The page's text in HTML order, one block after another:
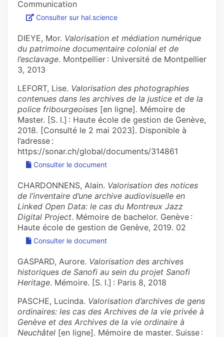
Communication
Consulter sur hal.science
DIEYE, Mor. Valorisation et médiation numérique
du patrimoine documentaire colonial et de
l’esclavage. Montpellier : Université de Montpellier
3, 2013
LEFORT, Lise. Valorisation des photographies
contenues dans les archives de la justice et de la
police fribourgeoises [en ligne]. Mémoire de
Master. [S. l.] : Haute école de gestion de Genève,
2018. [Consulté le 2 mai 2023]. Disponible à
l’adresse :
https://sonar.ch/global/documents/314861
Consulter le document
CHARDONNENS, Alain. Valorisation des notices
de l’inventaire d’une archive audiovisuelle en
Linked Open Data: le cas du Montreux Jazz
Digital Project. Mémoire de bachelor. Genève :
Haute école de gestion de Genève, 2019. 02
Consulter le document
GASPARD, Aurore. Valorisation des archives
historiques de Sanofi au sein du projet Sanofi
Heritage. Mémoire. [S. l.] : Paris 8, 2018
PASCHE, Lucinda. Valorisation d’archives de gens
ordinaires: les cas des Archives de la vie privée à
Genève et des Archives de la vie ordinaire à
Neuchâtel [en ligne]. Mémoire de master. Suisse :